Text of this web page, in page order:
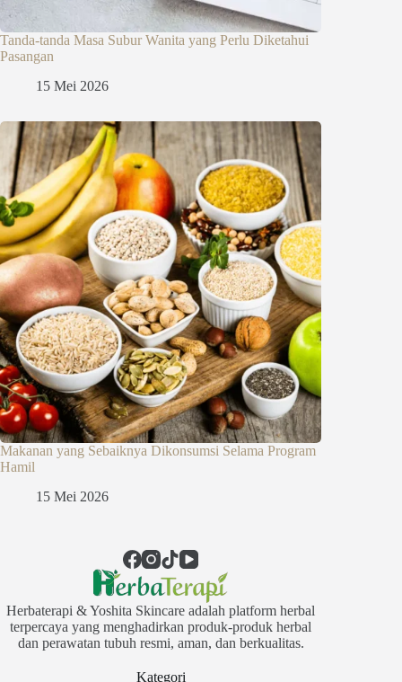
Tanda-tanda Masa Subur Wanita yang Perlu Diketahui
Pasangan
15 Mei 2026
Makanan yang Sebaiknya Dikonsumsi Selama Program
Hamil
15 Mei 2026
Herbaterapi & Yoshita Skincare adalah platform herbal
terpercaya yang menghadirkan produk-produk herbal
dan perawatan tubuh resmi, aman, dan berkualitas.
Kategori